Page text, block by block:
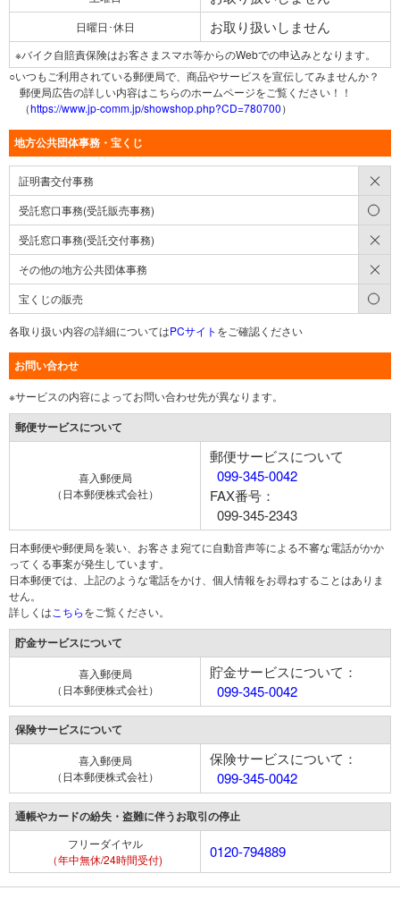
日曜日･休日 お取り扱いしません
※バイク自賠責保険はお客さまスマホ等からのWebでの申込みとなります。
○いつもご利用されている郵便局で、商品やサービスを宣伝してみませんか？
郵便局広告の詳しい内容はこちらのホームページをご覧ください！！
（https://www.jp-comm.jp/showshop.php?CD=780700）
地方公共団体事務・宝くじ
証明書交付事務
受託窓口事務(受託販売事務)
受託窓口事務(受託交付事務)
その他の地方公共団体事務
宝くじの販売
各取り扱い内容の詳細についてはPCサイト をご確認ください
お問い合わせ
※サービスの内容によってお問い合わせ先が異なります。
郵便サービスについて
喜入郵便局
（日本郵便株式会社）
郵便サービスについて
099-345-0042
FAX番号：
099-345-2343
日本郵便や郵便局を装い、お客さま宛てに自動音声等による不審な電話がかか
ってくる事案が発生しています。
日本郵便では、上記のような電話をかけ、個人情報をお尋ねすることはありま
せん。
詳しくは こちらをご覧ください。
貯金サービスについて
喜入郵便局
（日本郵便株式会社）
貯金サービスについて：
099-345-0042
保険サービスについて
喜入郵便局
（日本郵便株式会社）
保険サービスについて：
099-345-0042
通帳やカードの紛失・盗難に伴うお取引の停止
フリーダイヤル
（年中無休/24時間受付)
0120-794889